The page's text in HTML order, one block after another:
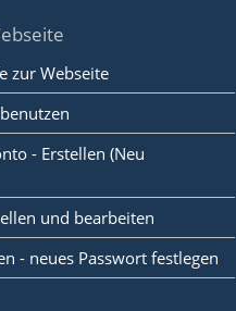
zur Webseite
- Erstellen (Neu
und bearbeiten
- neues Passwort festlegen